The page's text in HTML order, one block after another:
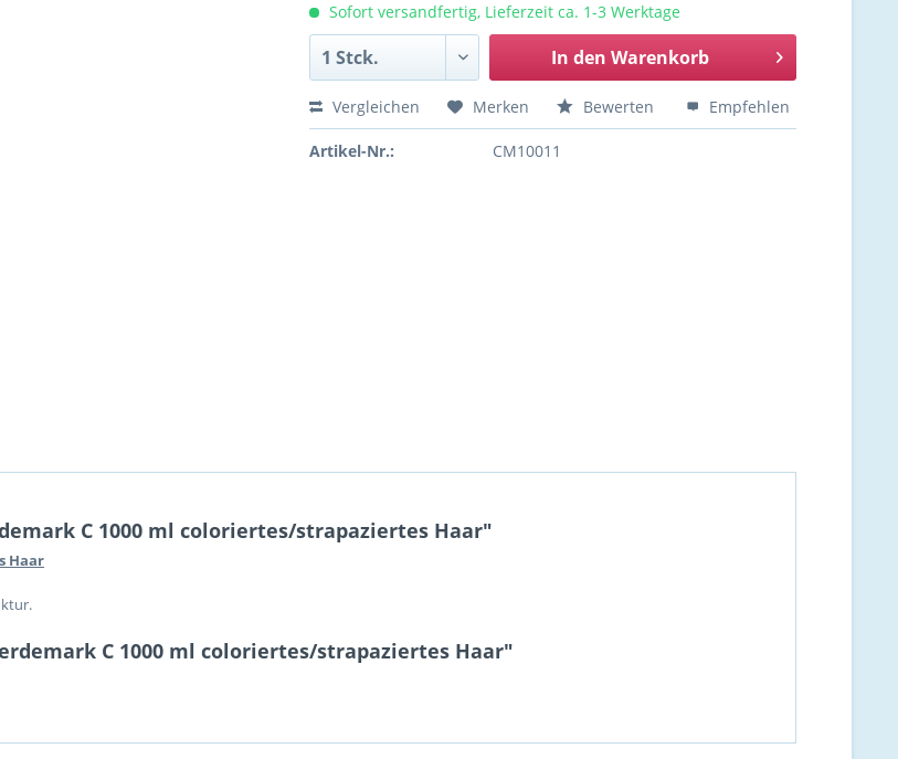
Sofort versandfertig, Lieferzeit ca. 1-3 Werktage
In den Warenkorb
Vergleichen Merken Bewerten Empfehlen
Artikel-Nr.: CM10011
C 1000 ml coloriertes/strapaziertes Haar"
Haar
C 1000 ml coloriertes/strapaziertes Haar"